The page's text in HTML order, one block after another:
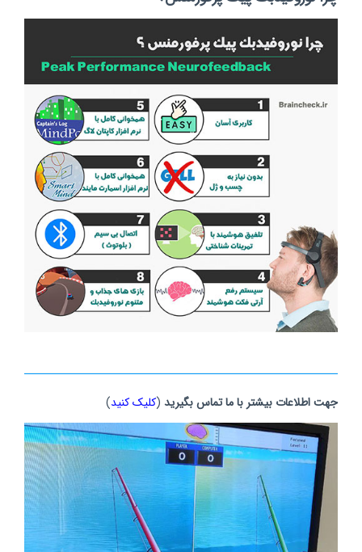
جهت اطلاعات بیشتر با ما تماس بگیرید (کلیک کنید)